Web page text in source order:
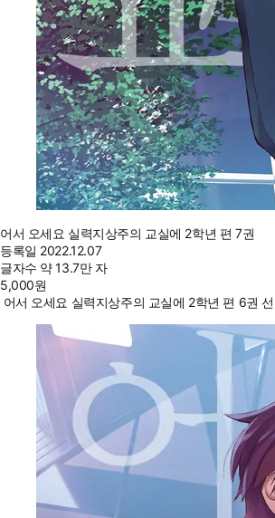
어서 오세요 실력지상주의 교실에 2학년 편 7권
등록일 2022.12.07
글자수 약 13.7만 자
5,000원
어서 오세요 실력지상주의 교실에 2학년 편 6권